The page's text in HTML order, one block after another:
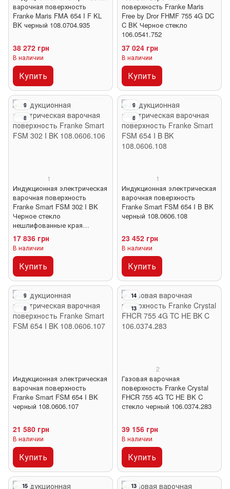
варочная поверхность
Franke Maris FMA 654 I F KL
BK черный 108.0704.935
38 272 грн
В наличии
Купить
поверхность Franke Maris
Free by Dror FHMF 755 4G DC
C BK Черное стекло
106.0541.752
37 024 грн
В наличии
Купить
9
8
1
Индукционная электрическая
варочная поверхность
Franke Smart FSM 302 I BK
Черное стекло
нешлифованные края
108.0606.106
17 836 грн
В наличии
Купить
9
8
1
Индукционная электрическая
варочная поверхность
Franke Smart FSM 654 I B BK
черный 108.0606.108
23 452 грн
В наличии
Купить
9
8
Индукционная электрическая
варочная поверхность
Franke Smart FSM 654 I BK
черный 108.0606.107
21 580 грн
В наличии
Купить
14
13
2
Газовая варочная
поверхность Franke Crystal
FHCR 755 4G TC HE BK C
стекло черный 106.0374.283
39 156 грн
В наличии
Купить
15 13